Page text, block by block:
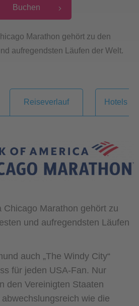
Buchen
Marathon gehört zu den
aufregendsten Läufen der Welt.
Reiseverlauf Hotels &
Chicago Marathon gehört zu
und aufregendsten Läufen
auch „The Windy City“
für jeden USA-Fan. Nur
den Vereinigten Staaten
wie die